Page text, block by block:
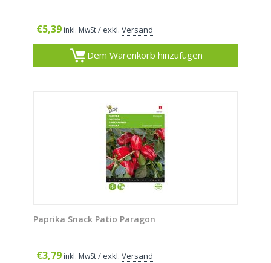
€5,39 inkl. MwSt/ exkl. Versand
Dem Warenkorb hinzufügen
Paprika Snack Patio Paragon
€3,79 inkl. MwSt/ exkl. Versand